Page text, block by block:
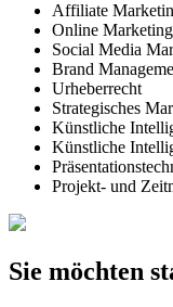
Affiliate
Online
Social Media
Brand
Urheberrecht
Strategisches
Künstliche
Künstliche
Projekt- und
Sie möchten